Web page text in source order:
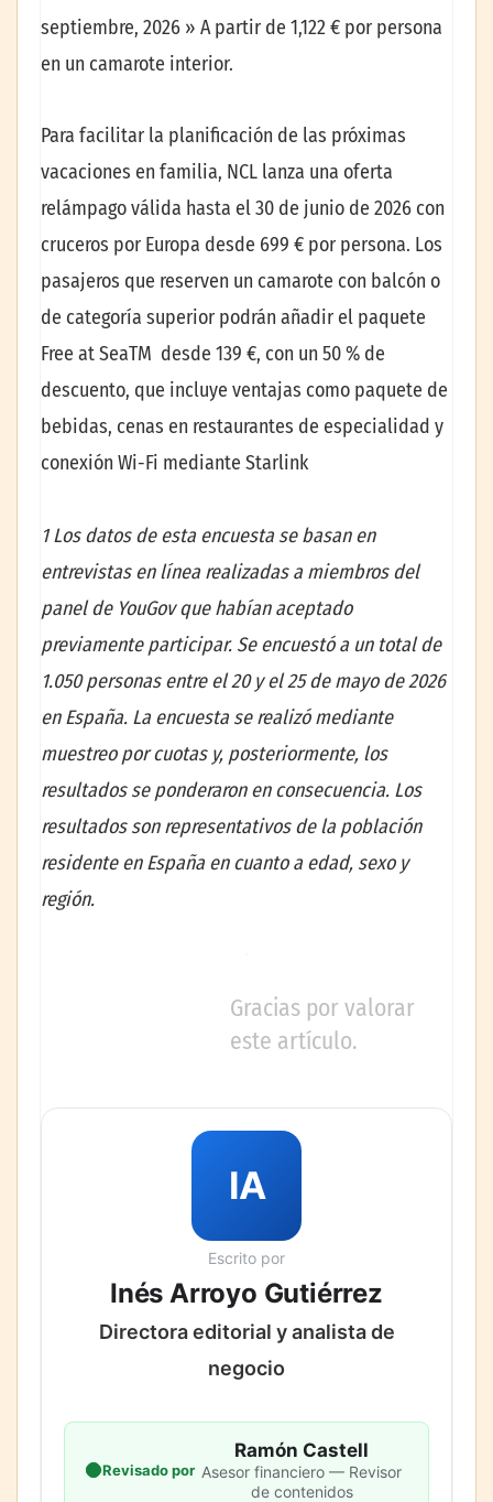
septiembre, 2026 » A partir de 1,122 € por persona
en un camarote interior.
Para facilitar la planificación de las próximas
vacaciones en familia, NCL lanza una oferta
relámpago válida hasta el 30 de junio de 2026 con
cruceros por Europa desde 699 € por persona. Los
pasajeros que reserven un camarote con balcón o
de categoría superior podrán añadir el paquete
Free at SeaTM desde 139 €, con un 50 % de
descuento, que incluye ventajas como paquete de
bebidas, cenas en restaurantes de especialidad y
conexión Wi-Fi mediante Starlink
1 Los datos de esta encuesta se basan en
entrevistas en línea realizadas a miembros del
panel de YouGov que habían aceptado
previamente participar. Se encuestó a un total de
1.050 personas entre el 20 y el 25 de mayo de 2026
en España. La encuesta se realizó mediante
muestreo por cuotas y, posteriormente, los
resultados se ponderaron en consecuencia. Los
resultados son representativos de la población
residente en España en cuanto a edad, sexo y
región.
Gracias por valorar
este artículo.
IA
Escrito por
Inés Arroyo Gutiérrez
Directora editorial y analista de
negocio
Revisado por
Ramón Castell
Asesor financiero — Revisor
de contenidos